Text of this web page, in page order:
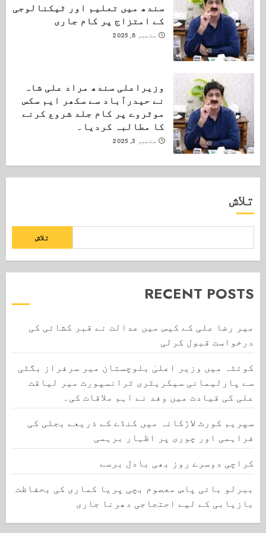
سندھ میں تعلیم اور ٹیکنالوجی
کے امتزاج پر کام جاری
ستمبر 8, 2025
وزیراعلی سندھ مراد علی شاہ
نے حیدرآباد سے سکھر ایم سکس
موٹروے پر کام جلد شروع کرنے
کا مطالبہ کردیا۔
ستمبر 3, 2025
تلاش
تلاش
RECENT POSTS
میر رضا علی کے کیس میں عدالت نے قبر کشائی کی
درخواست قبول کرلی
کوئٹہ میں وزیر اعلیٰ بلوچستان میر سرفراز بگٹی
سے پارلیمانی سیکریٹری ٹرانسپورٹ میر لیاقت
علی کی قیادت میں وفد نے اہم ملاقات کی۔
سپریم کورٹ لاڑکانہ میں کنڈے کے ذریعے بجلی کی
فراہمی اور چوری پر اظہار برہمی
کراچی دوسرے روز بھی بادل برسے
ببرلو بائی پاس معصوم بچی پریا کماری کی بحفاظت
بازیابی کے لیے احتجاجی دھرنا جاری